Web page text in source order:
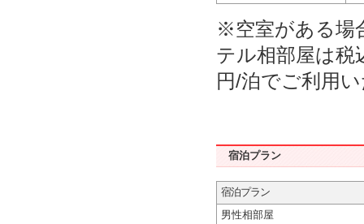
※空室がある場
テル相部屋は税
円/泊でご利用
宿泊プラン
宿泊プラン
男性相部屋